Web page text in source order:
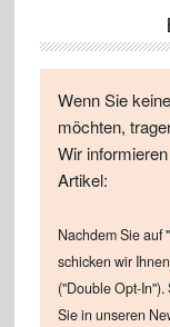
Wenn Sie
möchten,
Wir
Artikel:
Nachdem Sie auf
schicken wir
("Double Opt-
Sie in unseren